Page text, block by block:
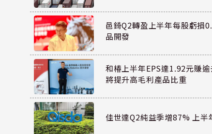
邑錡Q2轉盈上半年每股虧損
品開發
和椿上半年EPS達1.92元賺
將提升高毛利產品比重
佳世達Q2純益季增87% 上半